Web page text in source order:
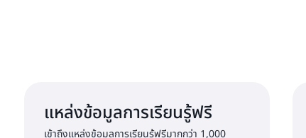
แหล่งข้อมูลการเรียนรู้ฟรี
เข้าถึงแหล่งข้อมูลการเรียนรู้ฟรีมากกว่า 1,000